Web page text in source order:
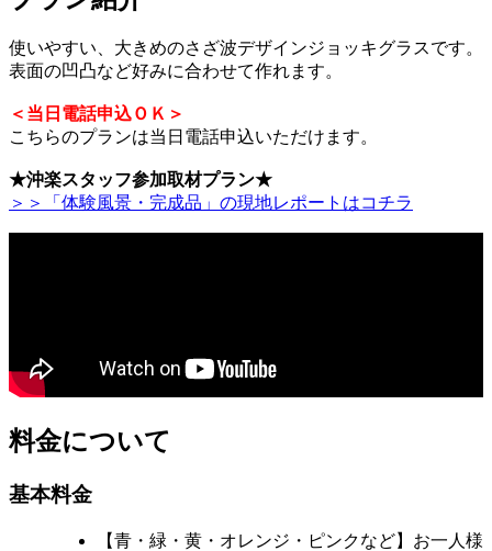
使いやすい、大きめのさざ波デザインジョッキグラスです。
表面の凹凸など好みに合わせて作れます。
＜当日電話申込ＯＫ＞
こちらのプランは当日電話申込いただけます。
★沖楽スタッフ参加取材プラン★
＞＞「体験風景・完成品」の現地レポートはコチラ
料金について
基本料金
【青・緑・黄・オレンジ・ピンクなど】お一人様